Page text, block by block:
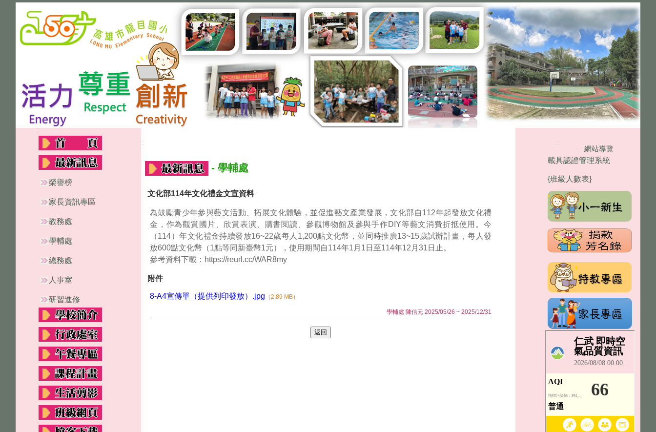
::: 網站導覽
:::
榮譽榜
家長資訊專區
教務處
學輔處
總務處
人事室
研習進修
:::
- 學輔處
文化部114年文化禮金文宣資料
為鼓勵青少年參與藝文活動、拓展文化體驗，並促進藝文產業發展，文化部自112年起發放文化禮
金，作為觀賞國片、欣賞表演、購書閱讀、參觀博物館及參與手作DIY等藝文消費折抵使用。今
（114）年文化禮金持續發放16~22歲每人1,200點文化幣，並同時推廣13~15歲試辦計畫，每人發
放600點文化幣（1點等同新臺幣1元），使用期間自114年1月1日至114年12月31日止。
參考資料下載：https://reurl.cc/WAR8my
附件
8-A4宣傳單（提供列印發放）.jpg （2.89 MB）
學輔處 陳信元 2025/05/26 ~ 2025/12/31
返回
:::
載具認證管理系統
{班級人數表}